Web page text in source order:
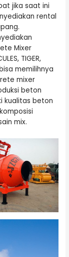
jika saat ini
rental
Mixer
TIGER,
memilihnya
mixer
beton
kualitas beton
mix.